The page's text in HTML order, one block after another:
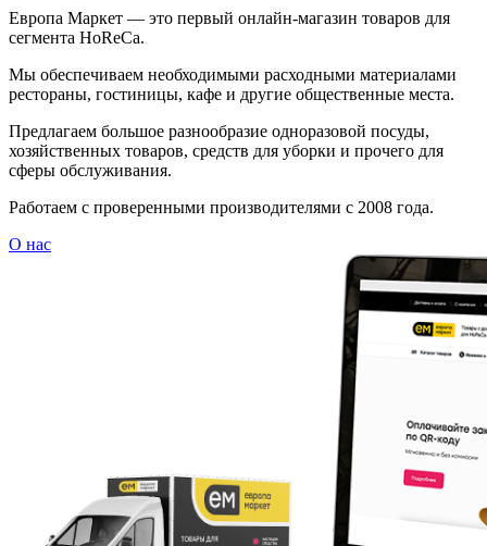
Европа Маркет — это первый онлайн-магазин товаров для
сегмента HoReCa.
Мы обеспечиваем необходимыми расходными материалами
рестораны, гостиницы, кафе и другие общественные места.
Предлагаем большое разнообразие одноразовой посуды,
хозяйственных товаров, средств для уборки и прочего для
сферы обслуживания.
Работаем с проверенными производителями с 2008 года.
О нас